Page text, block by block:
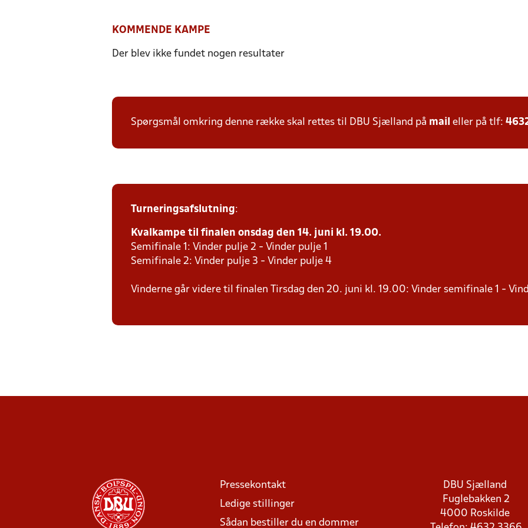
KOMMENDE KAMPE
Der blev ikke fundet nogen resultater
Spørgsmål omkring denne række skal rettes til DBU Sjælland på mail eller på tlf:
Turneringsafslutning:
Kvalkampe til finalen onsdag den 14. juni kl. 19.00.
Semifinale 1: Vinder pulje 2 - Vinder pulje 1
Semifinale 2: Vinder pulje 3 - Vinder pulje 4
Vinderne går videre til finalen Tirsdag den 20. juni kl. 19.00: Vinder semifinale 1 -
Pressekontakt
Ledige stillinger
Sådan bestiller du en dommer
DBU Sjælland
Fuglebakken 2
4000 Roskilde